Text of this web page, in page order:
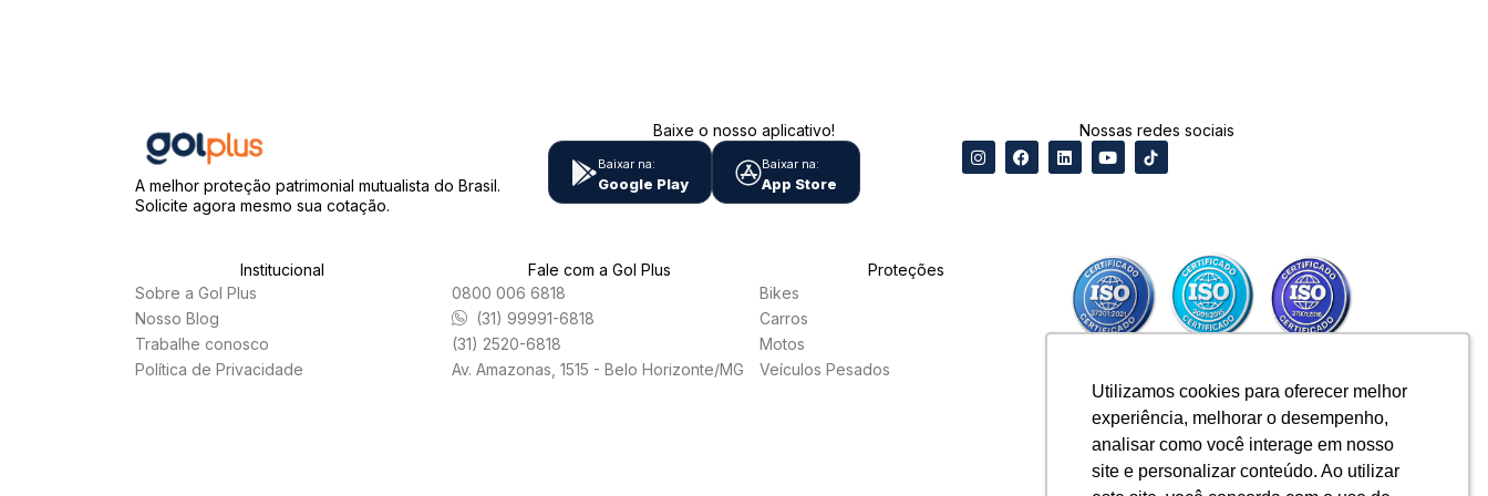
Utilizamos cookies para oferecer melhor
experiência, melhorar o desempenho,
analisar como você interage em nosso
site e personalizar conteúdo. Ao utilizar
Utilizamos cookies para oferecer melhor
experiência, melhorar o desempenho,
analisar como você interage em nosso
site e personalizar conteúdo. Ao utilizar
A melhor proteção patrimonial mutualista do Brasil.
Solicite agora mesmo sua cotação.
Baixe o nosso aplicativo!
Baixar na:
Google Play
Baixar na:
App Store
Nossas redes sociais
Institucional
Sobre a Gol Plus
Nosso Blog
Trabalhe conosco
Política de Privacidade
Fale com a Gol Plus
0800 006 6818
(31) 99991-6818
(31) 2520-6818
Av. Amazonas, 1515 - Belo Horizonte/MG
Proteções
Bikes
Carros
Motos
Veículos Pesados